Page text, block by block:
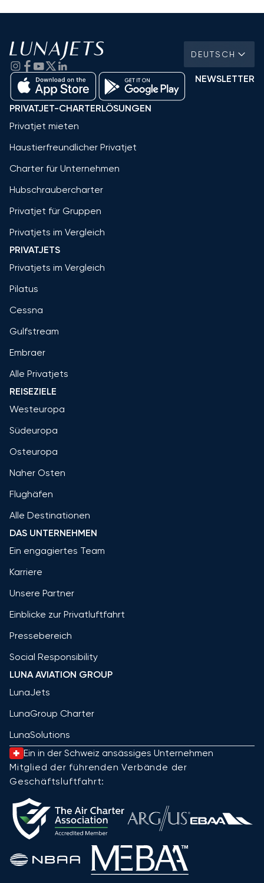
DEUTSCH
NEWSLETTER
PRIVATJET-CHARTERLÖSUNGEN
Privatjet mieten
Haustierfreundlicher Privatjet
Charter für Unternehmen
Hubschraubercharter
Privatjet für Gruppen
Privatjets im Vergleich
PRIVATJETS
Privatjets im Vergleich
Pilatus
Cessna
Gulfstream
Embraer
Alle Privatjets
REISEZIELE
Westeuropa
Südeuropa
Osteuropa
Naher Osten
Flughäfen
Alle Destinationen
DAS UNTERNEHMEN
Ein engagiertes Team
Karriere
Unsere Partner
Einblicke zur Privatluftfahrt
Pressebereich
Social Responsibility
LUNA AVIATION GROUP
LunaJets
LunaGroup Charter
LunaSolutions
Ein in der Schweiz ansässiges Unternehmen
Mitglied der führenden Verbände der
Geschäftsluftfahrt: